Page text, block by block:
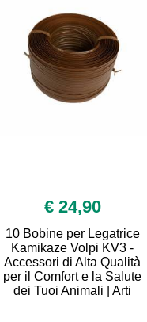
€ 24,90
10 Bobine per Legatrice
Kamikaze Volpi KV3 -
Accessori di Alta Qualità
per il Comfort e la Salute
dei Tuoi Animali | Arti